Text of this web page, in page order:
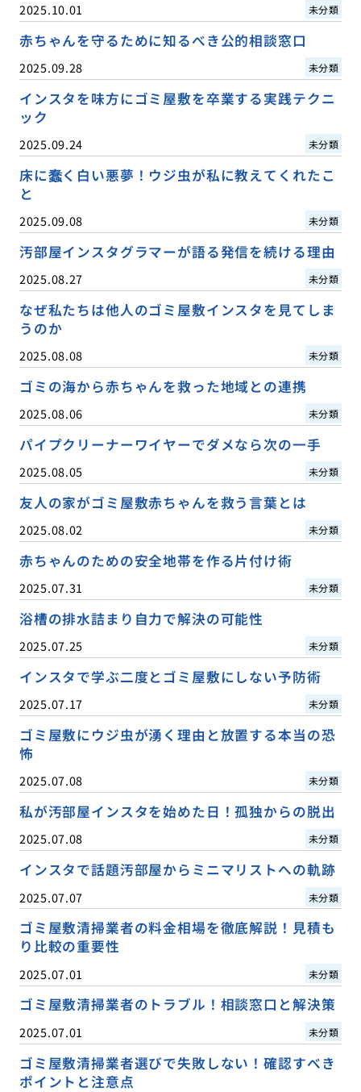
2025.10.01 未分類
赤ちゃんを守るために知るべき公的相談窓口
2025.09.28 未分類
インスタを味方にゴミ屋敷を卒業する実践テクニ
ック
2025.09.24 未分類
床に蠢く白い悪夢！ウジ虫が私に教えてくれたこ
と
2025.09.08 未分類
汚部屋インスタグラマーが語る発信を続ける理由
2025.08.27 未分類
なぜ私たちは他人のゴミ屋敷インスタを見てしま
うのか
2025.08.08 未分類
ゴミの海から赤ちゃんを救った地域との連携
2025.08.06 未分類
パイプクリーナーワイヤーでダメなら次の一手
2025.08.05 未分類
友人の家がゴミ屋敷赤ちゃんを救う言葉とは
2025.08.02 未分類
赤ちゃんのための安全地帯を作る片付け術
2025.07.31 未分類
浴槽の排水詰まり自力で解決の可能性
2025.07.25 未分類
インスタで学ぶ二度とゴミ屋敷にしない予防術
2025.07.17 未分類
ゴミ屋敷にウジ虫が湧く理由と放置する本当の恐
怖
2025.07.08 未分類
私が汚部屋インスタを始めた日！孤独からの脱出
2025.07.08 未分類
インスタで話題汚部屋からミニマリストへの軌跡
2025.07.07 未分類
ゴミ屋敷清掃業者の料金相場を徹底解説！見積も
り比較の重要性
2025.07.01 未分類
ゴミ屋敷清掃業者のトラブル！相談窓口と解決策
2025.07.01 未分類
ゴミ屋敷清掃業者選びで失敗しない！確認すべき
ポイントと注意点